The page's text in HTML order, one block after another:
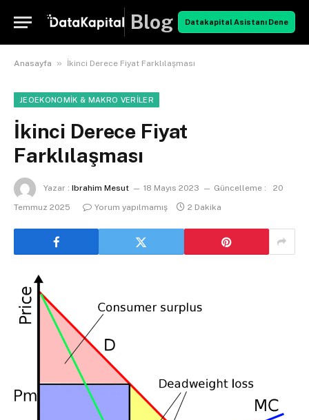
Blog Datakapital Asistanı Dene
Anasayfa » İkinci Derece Fiyat Farklılaşması
JEOEKONOMIK & MAKRO VERILER
İkinci Derece Fiyat
Farklılaşması
Yazar : Ibrahim Mesut 18 Mayıs 2023 Güncelleme :
20
Temmuz 2025
Yorum yapılmamış 2 Dakika